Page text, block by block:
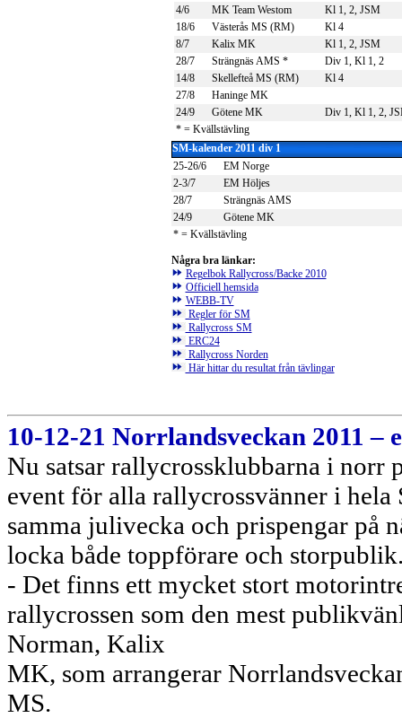
4/6
MK Team Westom
Kl 1, 2, JSM
18/6
Västerås MS (RM)
Kl 4
8/7
Kalix MK
Kl 1, 2, JSM
28/7
Strängnäs AMS *
Div 1, Kl 1, 2
14/8
Skellefteå MS (RM)
Kl 4
27/8
Haninge MK
24/9
Götene MK
Div 1, Kl 1, 2,
* = Kvällstävling
SM-kalender 2011 div 1
25-26/6
EM Norge
2-3/7
EM Höljes
28/7
Strängnäs AMS
24/9
Götene MK
* = Kvällstävling
Några bra länkar:
Regelbok Rallycross/Backe 2010
Officiell hemsida
WEBB-TV
Regler för SM
Rallycross SM
ERC24
Rallycross Norden
Här hittar du resultat från tävlingar
10-12-21 Norrlandsveckan 2011
Nu satsar rallycrossklubbarna i norr
event för alla rallycrossvänner i
samma julivecka och prispengar på
locka både toppförare och
- Det finns ett mycket stort
rallycrossen som den mest
Norman, Kalix
MK, som arrangerar
MS.